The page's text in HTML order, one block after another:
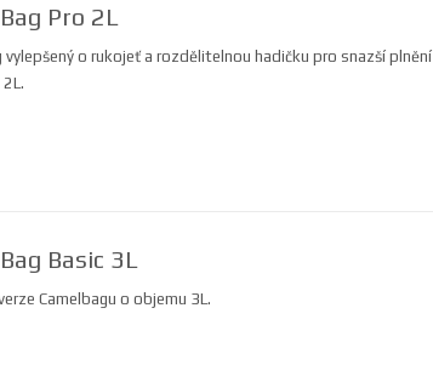
Pro 2L
vylepšený o rukojeť a rozdělitelnou hadičku pro snazší plnění
Basic 3L
Camelbagu o objemu 3L.